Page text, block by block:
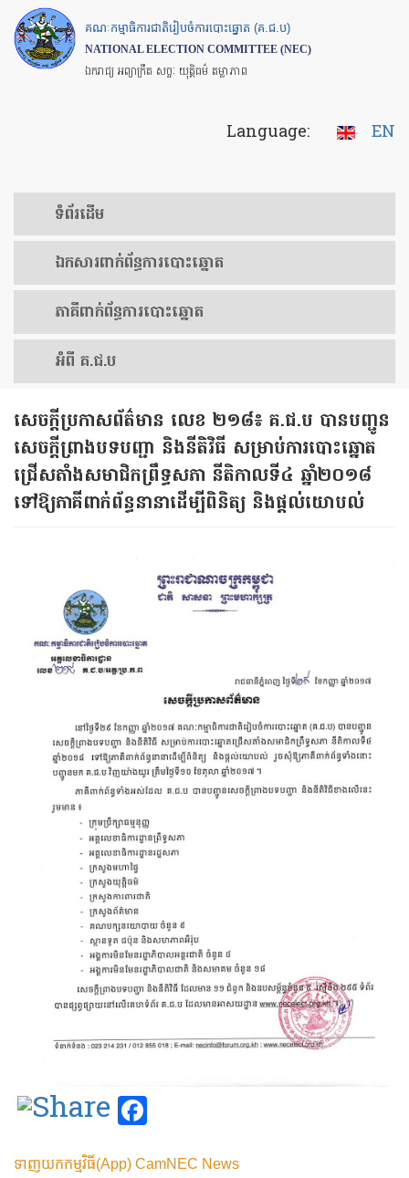
Skip
to
main
គណៈកម្មាធិការជាតិរៀបចំការបោះឆ្នោត (គ.ជ.ប)
NATIONAL ELECTION COMMITTEE (NEC)
ឯករាជ្យ អព្យាក្រឹត សច្ចៈ យុត្តិធម៌ តម្លាភាព
Language: EN
ទំព័រ​ដើម
ឯកសារ​ពាក់ព័ន្ធ​ការ​បោះឆ្នោត
​ភាគីពាក់ព័ន្ធ​​ការ​បោះឆ្នោត
អំពី គ.ជ.ប
សេចក្ដី​ប្រកាសព័ត៌មាន លេខ ២១៨​៖ គ.ជ.ប បានបញ្ជូន​
សេចក្ដីព្រាង​បទបញ្ជា​ និង​នីតិវិធី​ សម្រាប់​ការ​បោះឆ្នោត​
ជ្រើសតាំង​សមាជិក​ព្រឹទ្ធសភា នីតិកាលទី​៤ ឆ្នាំ​២០១៨
ទៅឱ្យ​ភាគីពាក់ព័ន្ធ​នានា​ដើម្បី​ពិនិត្យ​ និង​ផ្ដល់​យោបល់​
ទាញយកកម្មវិធី(App) CamNEC News